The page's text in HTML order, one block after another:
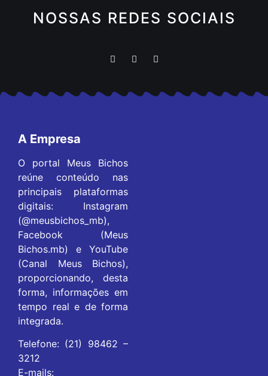
NOSSAS REDES SOCIAIS
A Empresa
O portal Meus Bichos
reúne conteúdo nas
principais plataformas
digitais: Instagram
(@meusbichos_mb),
Facebook (Meus
Bichos.mb) e YouTube
(Canal Meus Bichos),
proporcionando, desta
forma, informações em
tempo real e de forma
integrada.
Telefone: (21) 98462 –
3212
E-mails: